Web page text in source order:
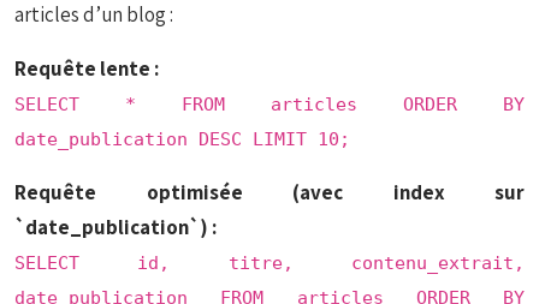
articles d’un blog :
Requête lente :
SELECT * FROM articles ORDER BY
date_publication DESC LIMIT 10;
Requête optimisée (avec index sur
`date_publication`) :
SELECT id, titre, contenu_extrait,
date_publication FROM articles ORDER BY